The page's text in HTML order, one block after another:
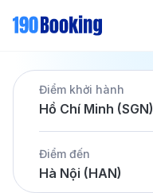
Trang chủ
Vé máy bay
Dịch vụ
Khách sạn
Tin tứcLiên hệ
Điểm khởi hành
Hồ Chí Minh (SGN)
Điểm đến
Hà Nội (HAN)